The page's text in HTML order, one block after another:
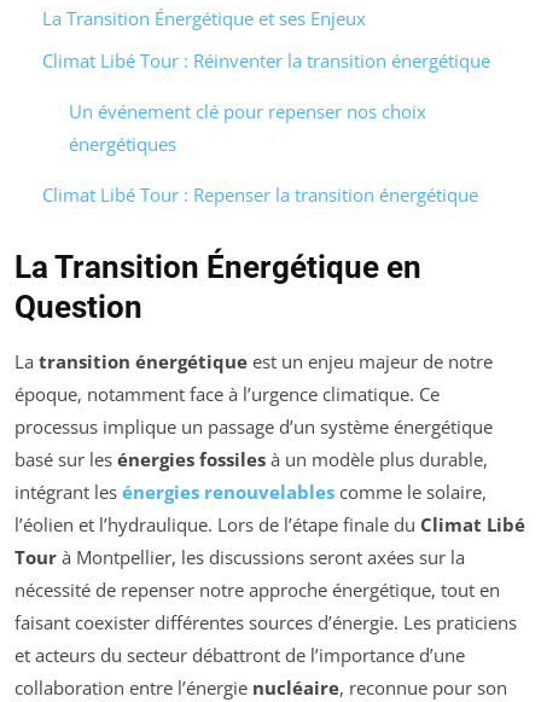
La Transition Énergétique et ses Enjeux
Climat Libé Tour : Réinventer la transition énergétique
Un événement clé pour repenser nos choix
énergétiques
Climat Libé Tour : Repenser la transition énergétique
La Transition Énergétique en
Question
La transition énergétique est un enjeu majeur de notre
époque, notamment face à l’urgence climatique. Ce
processus implique un passage d’un système énergétique
basé sur les énergies fossiles à un modèle plus durable,
intégrant les énergies renouvelables comme le solaire,
l’éolien et l’hydraulique. Lors de l’étape finale du Climat Libé
Tour à Montpellier, les discussions seront axées sur la
nécessité de repenser notre approche énergétique, tout en
faisant coexister différentes sources d’énergie. Les praticiens
et acteurs du secteur débattront de l’importance d’une
collaboration entre l’énergie nucléaire, reconnue pour son